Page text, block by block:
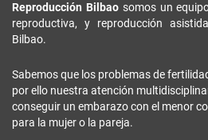
Reproducción Bilbaosomos un
reproductiva, y reproducción
Bilbao.
Sabemos que los problemas de
por ello nuestra atención
conseguir un embarazo con el menor
para la mujer o la pareja.